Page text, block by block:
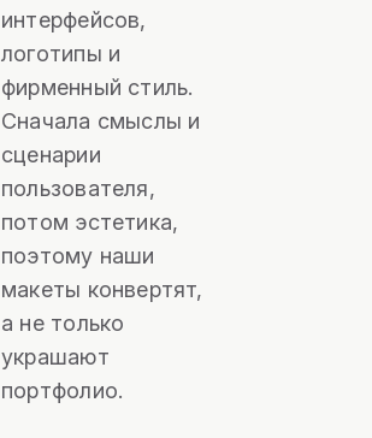
интерфейсов,
логотипы и
фирменный стиль.
Сначала смыслы и
сценарии
пользователя,
потом эстетика,
поэтому наши
макеты конвертят,
а не только
украшают
портфолио.